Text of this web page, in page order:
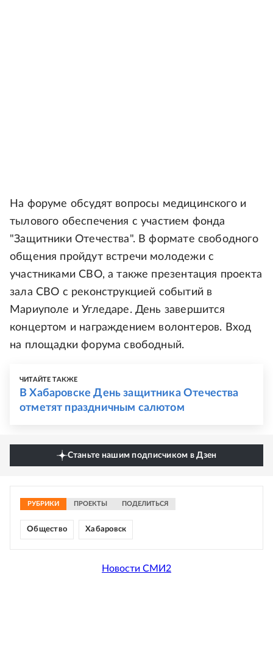
На форуме обсудят вопросы медицинского и
тылового обеспечения с участием фонда
"Защитники Отечества". В формате свободного
общения пройдут встречи молодежи с
участниками СВО, а также презентация проекта
зала СВО с реконструкцией событий в
Мариуполе и Угледаре. День завершится
концертом и награждением волонтеров. Вход
на площадки форума свободный.
ЧИТАЙТЕ ТАКЖЕ
В Хабаровске День защитника Отечества
отметят праздничным салютом
Станьте нашим подписчиком в Дзен
РУБРИКИ ПРОЕКТЫ ПОДЕЛИТЬСЯ
Общество Хабаровск
Новости СМИ2